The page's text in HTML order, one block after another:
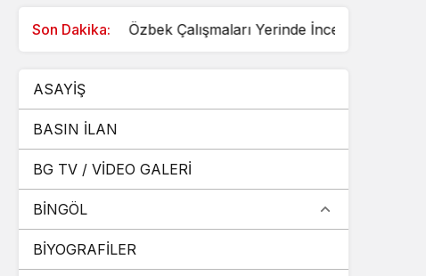
Gündüz Modu
Gece Modu
Gece modunu seçin.
Sistem Modu
Sistem modunu seçin.
Son Dakika:
Zam yapıldı Özbek Çalışmaları Yerinde İnceledi
ASAYİŞ
BASIN İLAN
BG TV / VİDEO GALERİ
BİNGÖL
BİYOGRAFİLER